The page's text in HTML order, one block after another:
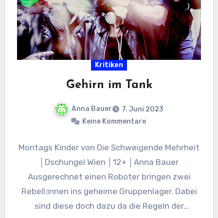
Kritiken
Gehirn im Tank
Anna Bauer
7. Juni 2023
Keine Kommentare
Montags Kinder von Die Schweigende Mehrheit
│Dschungel Wien │12+ │Anna Bauer
Ausgerechnet einen Roboter bringen zwei
Rebell:innen ins geheime Gruppenlager. Dabei
sind diese doch dazu da die Regeln der